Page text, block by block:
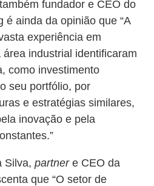
fundador e CEO do
é ainda da opinião que “A
experiência em
industrial identificaram
como investimento
seu portfólio, por
e estratégias similares,
inovação e pela
Silva, partnere CEO da
que “O setor de